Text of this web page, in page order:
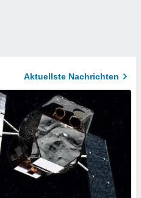
Aktuellste Nachrichten